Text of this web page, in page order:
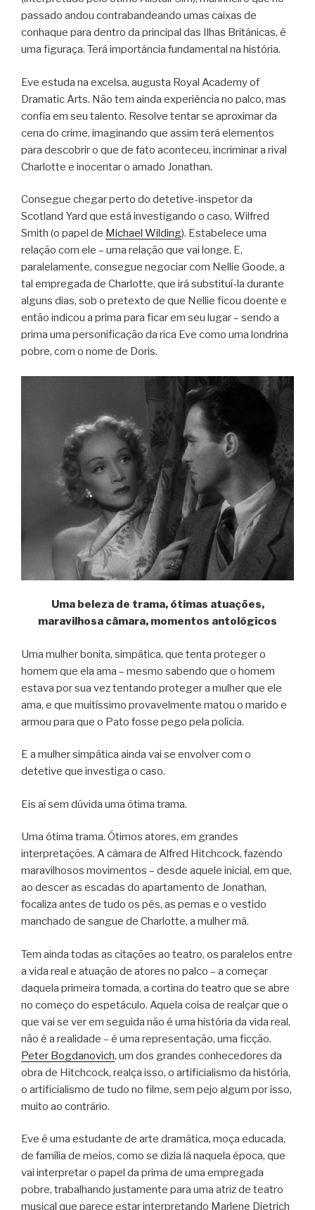
passado andou contrabandeando umas caixas de
conhaque para dentro da principal das Ilhas Britânicas, é
uma figuraça. Terá importância fundamental na história.
Eve estuda na excelsa, augusta Royal Academy of
Dramatic Arts. Não tem ainda experiência no palco, mas
confia em seu talento. Resolve tentar se aproximar da
cena do crime, imaginando que assim terá elementos
para descobrir o que de fato aconteceu, incriminar a rival
Charlotte e inocentar o amado Jonathan.
Consegue chegar perto do detetive-inspetor da
Scotland Yard que está investigando o caso, Wilfred
Smith (o papel de Michael Wilding). Estabelece uma
relação com ele – uma relação que vai longe. E,
paralelamente, consegue negociar com Nellie Goode, a
tal empregada de Charlotte, que irá substituí-la durante
alguns dias, sob o pretexto de que Nellie ficou doente e
então indicou a prima para ficar em seu lugar – sendo a
prima uma personificação da rica Eve como uma londrina
pobre, com o nome de Doris.
Uma beleza de trama, ótimas atuações,
maravilhosa câmara, momentos antológicos
Uma mulher bonita, simpática, que tenta proteger o
homem que ela ama – mesmo sabendo que o homem
estava por sua vez tentando proteger a mulher que ele
ama, e que muitíssimo provavelmente matou o marido e
armou para que o Pato fosse pego pela polícia.
E a mulher simpática ainda vai se envolver com o
detetive que investiga o caso.
Eis aí sem dúvida uma ótima trama.
Uma ótima trama. Ótimos atores, em grandes
interpretações. A câmara de Alfred Hitchcock, fazendo
maravilhosos movimentos – desde aquele inicial, em que,
ao descer as escadas do apartamento de Jonathan,
focaliza antes de tudo os pés, as pernas e o vestido
manchado de sangue de Charlotte, a mulher má.
Tem ainda todas as citações ao teatro, os paralelos entre
a vida real e atuação de atores no palco – a começar
daquela primeira tomada, a cortina do teatro que se abre
no começo do espetáculo. Aquela coisa de realçar que o
que vai se ver em seguida não é uma história da vida real,
não é a realidade – é uma representação, uma ficção.
Peter Bogdanovich, um dos grandes conhecedores da
obra de Hitchcock, realça isso, o artificialismo da história,
o artificialismo de tudo no filme, sem pejo algum por isso,
muito ao contrário.
Eve é uma estudante de arte dramática, moça educada,
de família de meios, como se dizia lá naquela época, que
vai interpretar o papel da prima de uma empregada
pobre, trabalhando justamente para uma atriz de teatro
musical que parece estar interpretando Marlene Dietrich